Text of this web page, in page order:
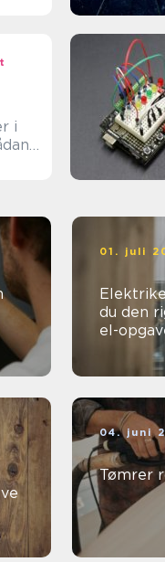
i
01. juli
Elektriker
du den
el-
04. juni
Tømrer